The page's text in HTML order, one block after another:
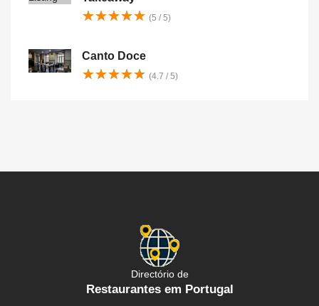
★★★★★
★★★★★ (5 / 5)
Canto Doce
★★★★★
★★★★★ (4.7 / 5)
Directório de
Restaurantes em Portugal